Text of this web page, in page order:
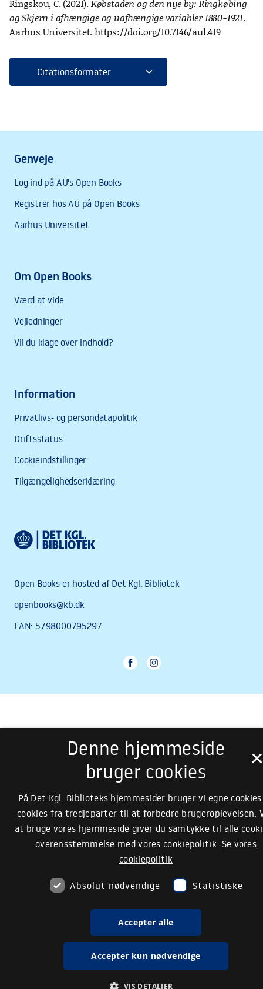
Ringskou, C. (2021). Købstaden og den nye by: Ringkøbing
og Skjern i afhængige og uafhængige variabler 1880-1921.
Aarhus Universitet.https://doi.org/10.7146/aul.419
Citationsformater expand_more
×
Denne hjemmeside
bruger cookies
På Det Kgl. Biblioteks hjemmesider bruger vi egne cookies
cookies fra tredjeparter til at forbedre brugeroplevelsen.
at bruge vores hjemmeside giver du samtykke til alle
overensstemmelse med vores cookiepolitik. Se vores
cookiepolitik
Absolut nødvendige Statistiske
Accepter alle
Accepter kun nødvendige
VIS DETALJER